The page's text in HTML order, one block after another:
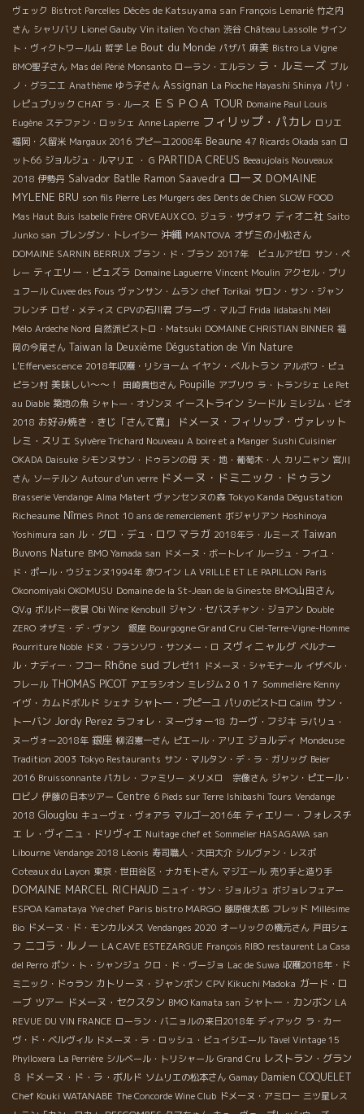
ヴェック Bistrot Parcelles Décès de Katsuyama san François Lemarié 竹之内
さん シャリバリ Lionel Gauby Vin italien Yo chan 渋谷 Château Lassolle サイン
ト・ヴィクトワール山 哲学 Le Bout du Monde パザパ 麻美 Bistro La Vigne
BMO聖子さん Mas del Périé Monsanto ローラン・エルラン ラ・ルミーズ ブル
ノ・グラニエ Anathème ゆう子さん Assignan La Pioche Hayashi Shinya パリ・
レピュブリック CHAT ラ・ルース ＥＳＰＯＡ TOUR Domaine Paul Louis
Eugène ステファン・ロッシェ Anne Lapierre フィリップ・パカレ ロリエ
福岡・久留米 Margaux 2016 プピーユ2008年 Beaune 47 Ricards Okada san ロ
ット66 ジョルジュ・ルマリエ ・ G PARTIDA CREUS Beeaujolais Nouveaux
2018 伊勢丹 Salvador Batlle Ramon Saavedra ローヌ DOMAINE
MYLENE BRU son fils Pierre Les Murgers des Dents de Chien SLOW FOOD
Mas Haut Buis Isabelle Frère ORVEAUX CO. ジュラ・サヴォワ ディオニ社 Saito
Junko san ブレンダン・トレイシー 沖縄 MANTOVA オザミの小松さん
DOMAINE SARNIN BERRUX ブラン・ド・ブラン 2017年 ビュルアゼロ サン・ペ
レー ティエリー・ピュズラ Domaine Laguerre Vincent Moulin アクセル・プリ
ュフール Cuvee des Fous ヴァンサン・ムラン chef Torikai サロン・サン・ジャン
フレンチ ロゼ・メティス CPVの石川君 ブラーヴ・マルゴ Frida Iidabashi Méli
Mélo Ardeche Nord 自然派ビストロ・Matsuki DOMAINE CHRISTIAN BINNER 福
岡の今尾さん Taiwan la Deuxième Dégustation de Vin Nature
L'Effervescence 2018年収穫・リショーム イヤン・ベルトラン アルボワ・ピュ
ピラン村 美味しい～～！ 田崎真也さん Poupille アブリウ ラ・トランシェ Le Pet
au Diable 築地の魚 シャトー・オゾンヌ イーストライン シードル ミレジム・ビオ
2018 お好み焼き・きじ「さんて寛」 ドメーヌ・フィリップ・ヴァレット
レミ・スリエ Sylvère Trichard Nouveau A boire et a Manger Sushi Cuisinier
OKADA Daisuke シモンヌサン・ドゥランの母 天・地・葡萄木・人 カリニャン 宮川
さん ソーテルン Autour d'un verre ドメーヌ・ドミニック・ドゥラン
Brasserie Vendange Alma Matert ヴァンセンヌの森 Tokyo Kanda Dégustation
Richeaume Nîmes Pinot 10 ans de remerciement ボジャリアン Hoshinoya
Yoshimura san ル・グロ・デュ・ロワ マラガ 2018年ラ・ルミーズ Taiwan
Buvons Nature BMO Yamada san ドメーヌ・ボートレイ ルージュ・フイユ・
ド・ポール・ウジェンヌ1994年 赤ワイン LA VRILLE ET LE PAPILLON Paris
Okonomiyaki OKOMUSU Domaine de la St-Jean de la Gineste BMO山田さん
QV.g ボルドー夜景 Obi Wine Kenobull ジャン・セバスチャン・ジョアン Double
ZERO オザミ・デ・ヴァン 銀座 Bourgogne Grand Cru Ciel-Terre-Vigne-Homme
Pourriture Noble ドヌ・フランソワ・サンメー・ロ スヴィニャルグ ベルナー
ル・ナディー・フコー Rhône sud ブレゼ11 ドメーヌ・シャモナール イザベル・
フレール THOMAS PICOT アエラシオン ミレジム２０１７ Sommelière Kenny
イヴ・カムドボルド シェナ シャトー・プピーユ パリのビストロ Calim サン・
トーバン Jordy Perez ラフォレ・ヌーヴォー18 カーヴ・フジキ ラパリュ・
ヌーヴォー2018年 銀座 柳沼憲一さん ピエール・アリエ ジョルディ Mondeuse
Tradition 2003 Tokyo Restaurants サン・マルタン・デ・ラ・ガリッグ Beier
2016 Bruissonnante パカレ・ファミリー メリメロ 宗像さん ジャン・ピエール・
ロビノ 伊藤の日本ツアー Centre 6 Pieds sur Terre Ishibashi Tours Vendange
2018 Glouglou キューヴェ・ヴォアラ マルゴー2016年 ティエリー・フォレスチ
エ レ・ヴィニュ・ドリヴィエ Nuitage chef et Sommelier HASAGAWA san
Libourne Vendange 2018 Léonis 寿司職人・大田大介 シルヴァン・レスポ
Coteaux du Layon 東京・世田谷区・ナカモトさん マジエール 売り手と造り手
DOMAINE MARCEL RICHAUD ニュイ・サン・ジョルジュ ボジョレフェアー
ESPOA Kamataya Yve chef Paris bistro MARGO 藤原俊太郎 フレッド Millésime
Bio ドメーヌ・ド・モンカルメス Vendanges 2020 オーリックの橋元さん 戸田シェ
フ ニコラ・ルノー LA CAVE ESTEZARGUE François RIBO restaurent La Casa
del Perro ポン・ト・シャンジュ クロ・ド・ヴージョ Lac de Suwa 収穫2018年・ド
ミニック・ドゥラン カトリーヌ・ジャンボン CPV Kikuchi Madoka ガード・ロ
ーブ ツアー ドメーヌ・セクスタン BMO Kamata san シャトー・カンボン LA
REVUE DU VIN FRANCE ローラン・バニョルの来日2018年 ディアック ラ・カー
ヴ・ド・ベルヴィル ドメーヌ・ラ・ロッシュ・ビュイシエール Tavel Vintage 15
Phylloxera La Perrière シルベール・トリシャール Grand Cru レストラン・グラン
８ ドメーヌ・ド・ラ・ボルド ソムリエの松本さん Gamay Damien COQUELET
Chef Kouki WATANABE The Concorde Wine Club ドメーヌ・アミロー 三ツ星レス